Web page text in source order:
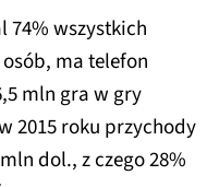
74% wszystkich
ma telefon
mln gra w gry
2015 roku przychody
dol., z czego 28%